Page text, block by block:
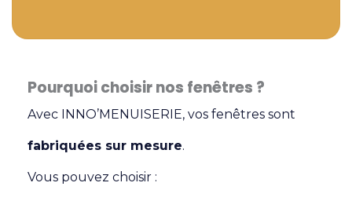
Pourquoi choisir nos fenêtres ?
Avec INNO’MENUISERIE, vos fenêtres sont
fabriquées sur mesure.
Vous pouvez choisir :